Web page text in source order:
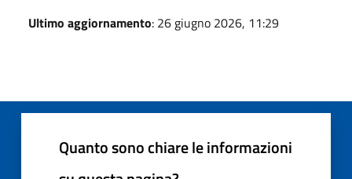
Ultimo aggiornamento: 26 giugno 2026, 11:29
Quanto sono chiare le informazioni